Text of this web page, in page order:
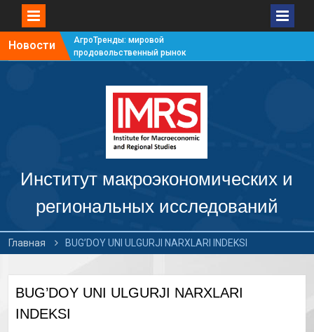
Новости
АгроТренды: мировой
продовольственный рынок
продовольственный рынок
АгроТренды: мировой
продовольственный рынок
АгроТренды: мировой
#4
Институт макроэкономических и
региональных исследований
Главная BUG’DOY UNI ULGURJI NARXLARI INDEKSI
BUG’DOY UNI ULGURJI NARXLARI
INDEKSI